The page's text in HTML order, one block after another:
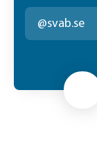
@svab.se